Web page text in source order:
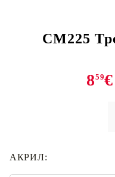
CM225
859€
АКРИЛ: